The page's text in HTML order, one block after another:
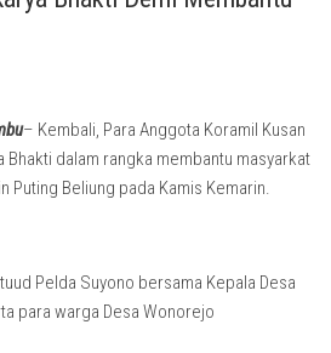
– Kembali, Para Anggota Koramil Kusan
Bhakti dalam rangka membantu masyarkat
Puting Beliung pada Kamis Kemarin.
Pelda Suyono bersama Kepala Desa
para warga Desa Wonorejo